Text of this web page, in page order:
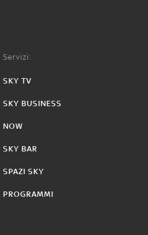
Servizi:
SKY TV
SKY BUSINESS
NOW
SKY BAR
SPAZI SKY
PROGRAMMI